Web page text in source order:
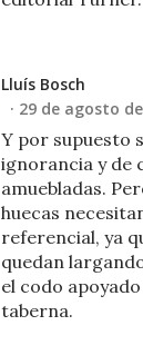
Lluís Bosch
29 de agosto
Y por supuesto
ignorancia y de
amuebladas.
huecas
referencial, ya
quedan
el codo
taberna.